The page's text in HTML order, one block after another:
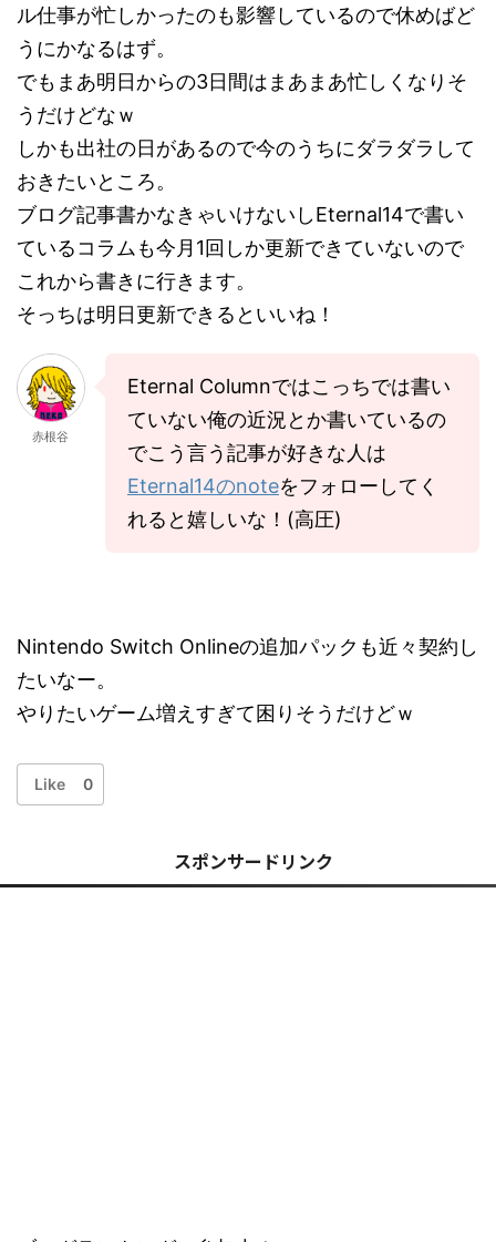
ル仕事が忙しかったのも影響しているので休めばど
うにかなるはず。
でもまあ明日からの3日間はまあまあ忙しくなりそ
うだけどなｗ
しかも出社の日があるので今のうちにダラダラして
おきたいところ。
ブログ記事書かなきゃいけないしEternal14で書い
ているコラムも今月1回しか更新できていないので
これから書きに行きます。
そっちは明日更新できるといいね！
赤根谷
Eternal Columnではこっちでは書い
ていない俺の近況とか書いているの
でこう言う記事が好きな人は
Eternal14のnoteをフォローしてく
れると嬉しいな！(高圧)
Nintendo Switch Onlineの追加パックも近々契約し
たいなー。
やりたいゲーム増えすぎて困りそうだけどｗ
Like 0
スポンサードリンク